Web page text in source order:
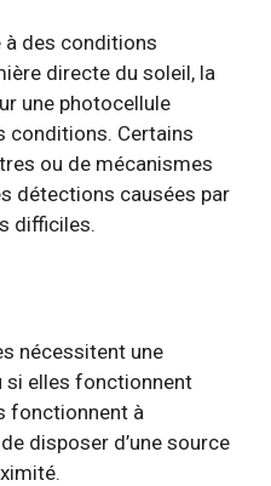
à des conditions
directe du soleil, la
une photocellule
conditions. Certains
ou de mécanismes
détections causées par
difficiles.
nécessitent une
si elles fonctionnent
fonctionnent à
disposer d’une source